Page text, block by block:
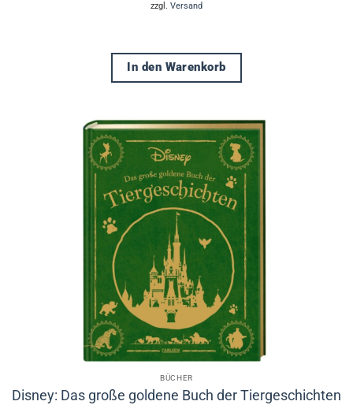
zzgl. Versand
In den Warenkorb
BÜCHER
Disney: Das große goldene Buch der Tiergeschichten